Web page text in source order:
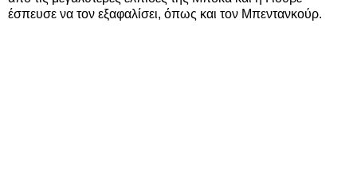
έσπευσε να τον εξαφαλίσει, όπως και τον Μπεντανκούρ.